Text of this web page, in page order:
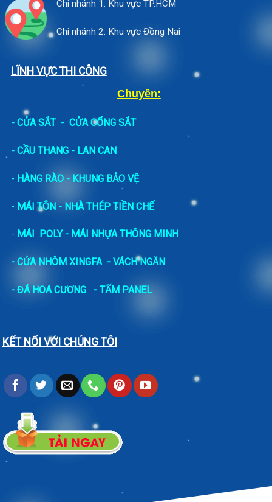
Chi nhánh 1: Khu vực TP.HCM
Chi nhánh 2: Khu vực Đồng Nai
LĨNH VỰC THI CÔNG
Chuyên:
- CỬA SẮT- CỬA CỔNG SẮT
- CẦU THANG - LAN CAN
- HÀNG RÀO - KHUNG BẢO VỆ
- MÁI TÔN - NHÀ THÉP TIỀN CHẾ
- MÁI POLY - MÁI NHỰA THÔNG MINH
- CỬA NHÔM XINGFA - VÁCH NGĂN
- ĐÁ HOA CƯƠNG - TẤM PANEL
KẾT NỐI VỚI CHÚNG TÔI